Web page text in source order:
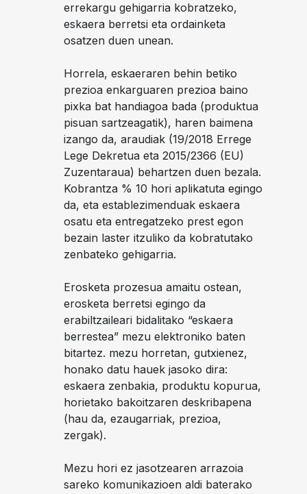
errekargu gehigarria kobratzeko,
eskaera berretsi eta ordainketa
osatzen duen unean.
Horrela, eskaeraren behin betiko
prezioa enkarguaren prezioa baino
pixka bat handiagoa bada (produktua
pisuan sartzeagatik), haren baimena
izango da, araudiak (19/2018 Errege
Lege Dekretua eta 2015/2366 (EU)
Zuzentaraua) behartzen duen bezala.
Kobrantza % 10 hori aplikatuta egingo
da, eta establezimenduak eskaera
osatu eta entregatzeko prest egon
bezain laster itzuliko da kobratutako
zenbateko gehigarria.
Erosketa prozesua amaitu ostean,
erosketa berretsi egingo da
erabiltzaileari bidalitako “eskaera
berrestea” mezu elektroniko baten
bitartez. mezu horretan, gutxienez,
honako datu hauek jasoko dira:
eskaera zenbakia, produktu kopurua,
horietako bakoitzaren deskribapena
(hau da, ezaugarriak, prezioa,
zergak).
Mezu hori ez jasotzearen arrazoia
sareko komunikazioen aldi baterako